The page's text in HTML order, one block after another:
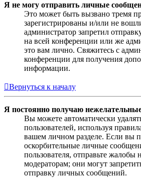
Я не могу отправить личные
Это может быть вызвано тремя
зарегистрированы и/или не
администратор запретил
на всей конференции или же
это вам лично. Свяжитесь с
конференции для получения
информации.
Вернуться к началу
Я постоянно получаю
Вы можете автоматически
пользователей, используя
вашем личном разделе. Если вы
оскорбительные личные
пользователя, отправьте жалобы
модераторам; они могут
отправку личных сообщений.